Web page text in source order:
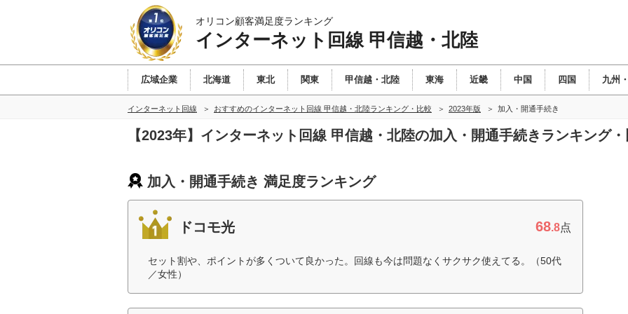
オリコン顧客満足度ランキング
インターネット回線 甲信越・北陸
広域企業 北海道 東北 関東 甲信越・北陸 東海 近畿 中国 四国 九州
インターネット回線 おすすめのインターネット回線 甲信越・北陸ランキング・比較 2023年版 加入・開通手続き
【2023年】インターネット回線 甲信越・北陸の加入・開通手続きランキング
加入・開通手続き 満足度ランキング
ドコモ光 68.8点
セット割や、ポイントが多くついて良かった。回線も今は問題なくサクサク使えてる。（50代
／女性）